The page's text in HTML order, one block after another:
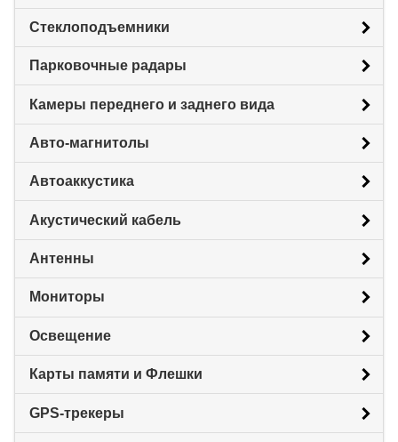
Стеклоподъемники
Парковочные радары
Камеры переднего и заднего вида
Авто-магнитолы
Автоаккустика
Акустический кабель
Антенны
Мониторы
Освещение
Карты памяти и Флешки
GPS-трекеры